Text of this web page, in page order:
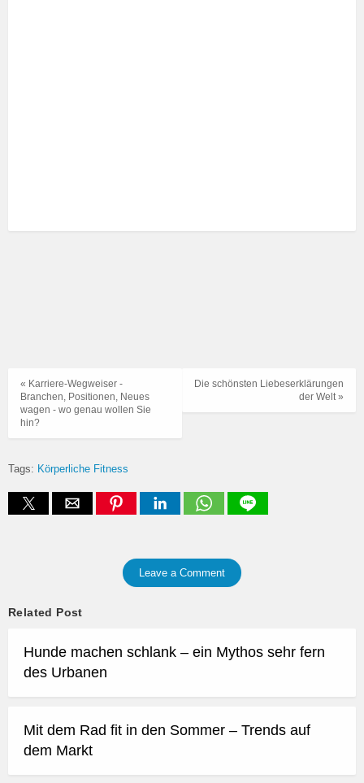
Die schönsten Liebeserklärungen
der Welt »
« Karriere-Wegweiser -
Branchen, Positionen, Neues
wagen - wo genau wollen Sie
hin?
Tags: Körperliche Fitness
Leave a Comment
Related Post
Hunde machen schlank – ein Mythos sehr fern
des Urbanen
Mit dem Rad fit in den Sommer – Trends auf
dem Markt